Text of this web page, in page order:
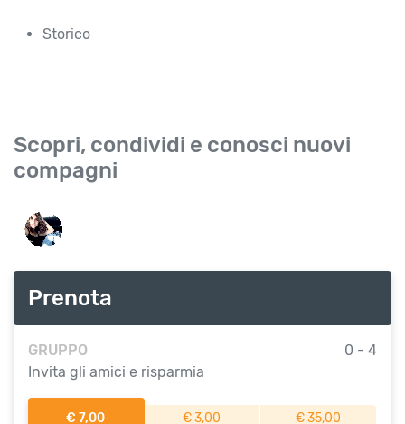
Storico
Scopri, condividi e conosci nuovi
compagni
Prenota
GRUPPO
0 - 4
Invita gli amici e risparmia
€ 7,00
€ 3,00
€ 35,00